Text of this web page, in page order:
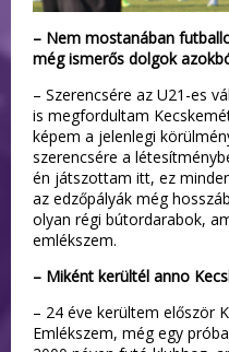
– Nem mostanában
még ismerős dolgok
– Szerencsére az U21-es
is megfordultam
képem a jelenlegi
szerencsére a
én játszottam itt, ez
az edzőpályák még
olyan régi bútordarabok,
emlékszem.
– Miként kerültél anno
– 24 éve kerültem először
Emlékszem, még egy